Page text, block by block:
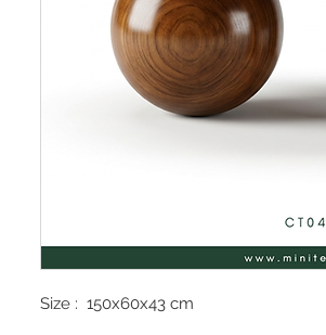
Size : 150x60x43 cm